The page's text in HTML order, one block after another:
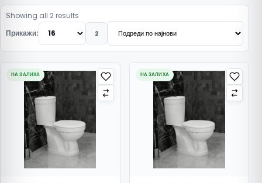
Showing all 2 results
Прикажи:
2
НА ЗАЛИХА НА ЗАЛИХА